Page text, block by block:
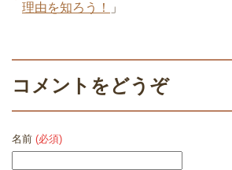
理由を知ろう！
」
コメントをどうぞ
名前 (必須)